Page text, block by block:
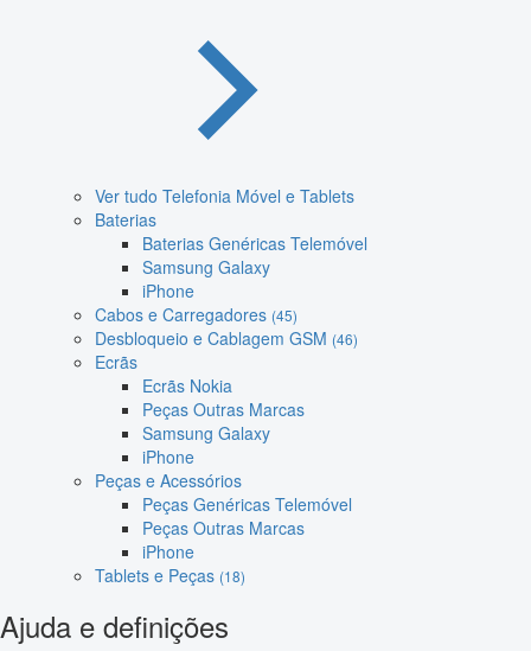
Ver tudo Telefonia Móvel e Tablets
Baterias
Baterias Genéricas Telemóvel
Samsung Galaxy
iPhone
Cabos e Carregadores (45)
Desbloqueio e Cablagem GSM (46)
Ecrãs
Ecrãs Nokia
Peças Outras Marcas
Samsung Galaxy
iPhone
Peças e Acessórios
Peças Genéricas Telemóvel
Peças Outras Marcas
iPhone
Tablets e Peças (18)
Ajuda e definições